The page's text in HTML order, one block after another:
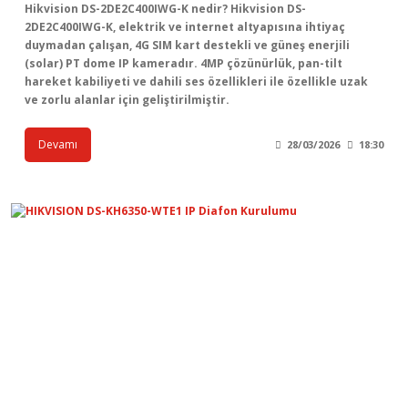
Hikvision DS-2DE2C400IWG-K nedir? Hikvision DS-
2DE2C400IWG-K, elektrik ve internet altyapısına ihtiyaç
duymadan çalışan, 4G SIM kart destekli ve güneş enerjili
(solar) PT dome IP kameradır. 4MP çözünürlük, pan-tilt
hareket kabiliyeti ve dahili ses özellikleri ile özellikle uzak
ve zorlu alanlar için geliştirilmiştir.
Devamı 28/03/2026 18:30